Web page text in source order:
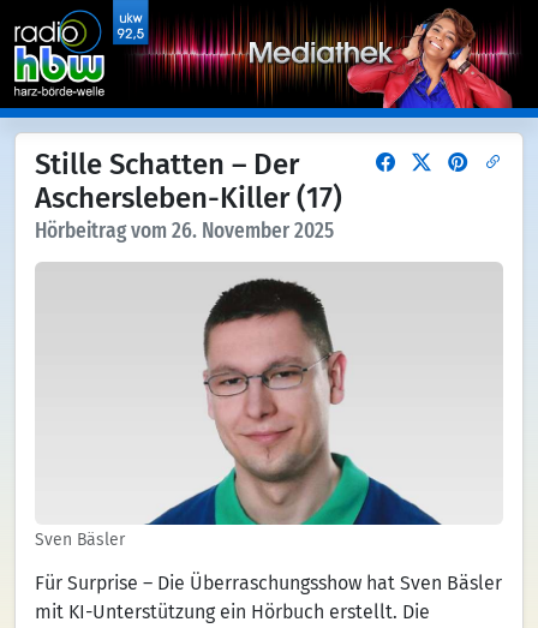
Stille Schatten – Der
Aschersleben-Killer (17)
Hörbeitrag vom 26. November 2025
Sven Bäsler
Für Surprise – Die Überraschungsshow hat Sven Bäsler
mit KI-Unterstützung ein Hörbuch erstellt. Die